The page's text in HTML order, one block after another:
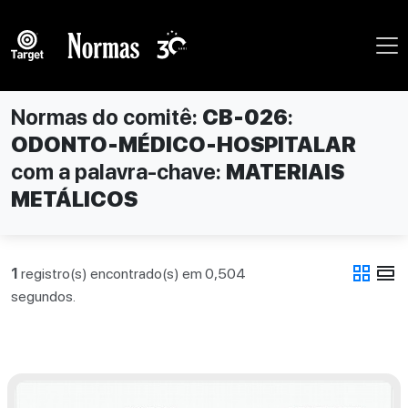
Normas do comitê: CB-026:
ODONTO-MÉDICO-HOSPITALAR
com a palavra-chave: MATERIAIS
METÁLICOS
1 registro(s) encontrado(s) em 0,504
segundos.
grid_view view_day